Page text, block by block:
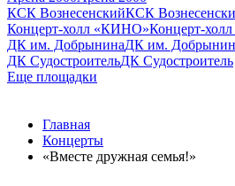
КСК ВознесенскийКСК
Концерт-холл «КИНО»Концерт-
ДК им. ДобрынинаДК им.
ДК СудостроительДК Судостроитель
Еще площадки
Главная
Концерты
«Вместе дружная семья!»